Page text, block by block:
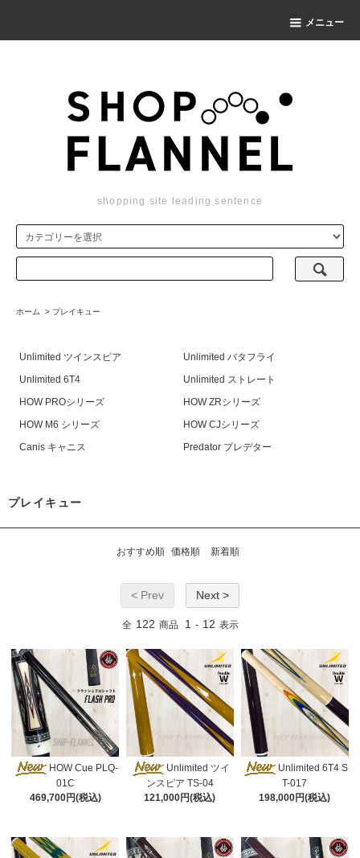
メニュー
shopping site leading sentence
ホーム > プレイキュー
Unlimited ツインスピア
Unlimited バタフライ
Unlimited 6T4
Unlimited ストレート
HOW PROシリーズ
HOW ZRシリーズ
HOW M6 シリーズ
HOW CJシリーズ
Canis キャニス
Predator プレデター
プレイキュー
おすすめ順 価格順 新着順
< Prev Next >
全 122 商品 1 - 12 表示
HOW Cue PLQ-
01C
469,700円(税込)
Unlimited ツイ
ンスピア TS-04
121,000円(税込)
Unlimited 6T4 S
T-017
198,000円(税込)